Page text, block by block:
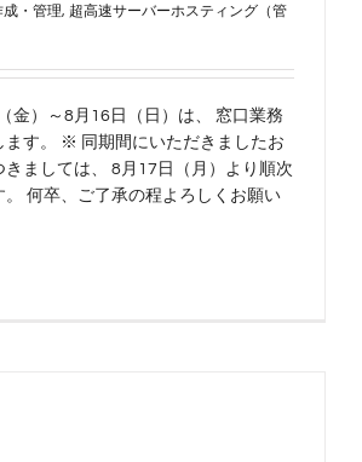
・管理, 超高速サーバーホスティング（管
金）～8月16日（日）は、 窓口業務
ます。 ※ 同期間にいただきましたお
きましては、 8月17日（月）より順次
。 何卒、ご了承の程よろしくお願い